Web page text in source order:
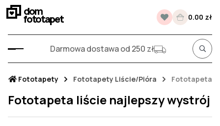
dom
fototapet 0.00 zł
Darmowa dostawa od 250 zł
Fototapety Fototapety Liście/Pióra Fototapeta
Fototapeta liście najlepszy wystrój